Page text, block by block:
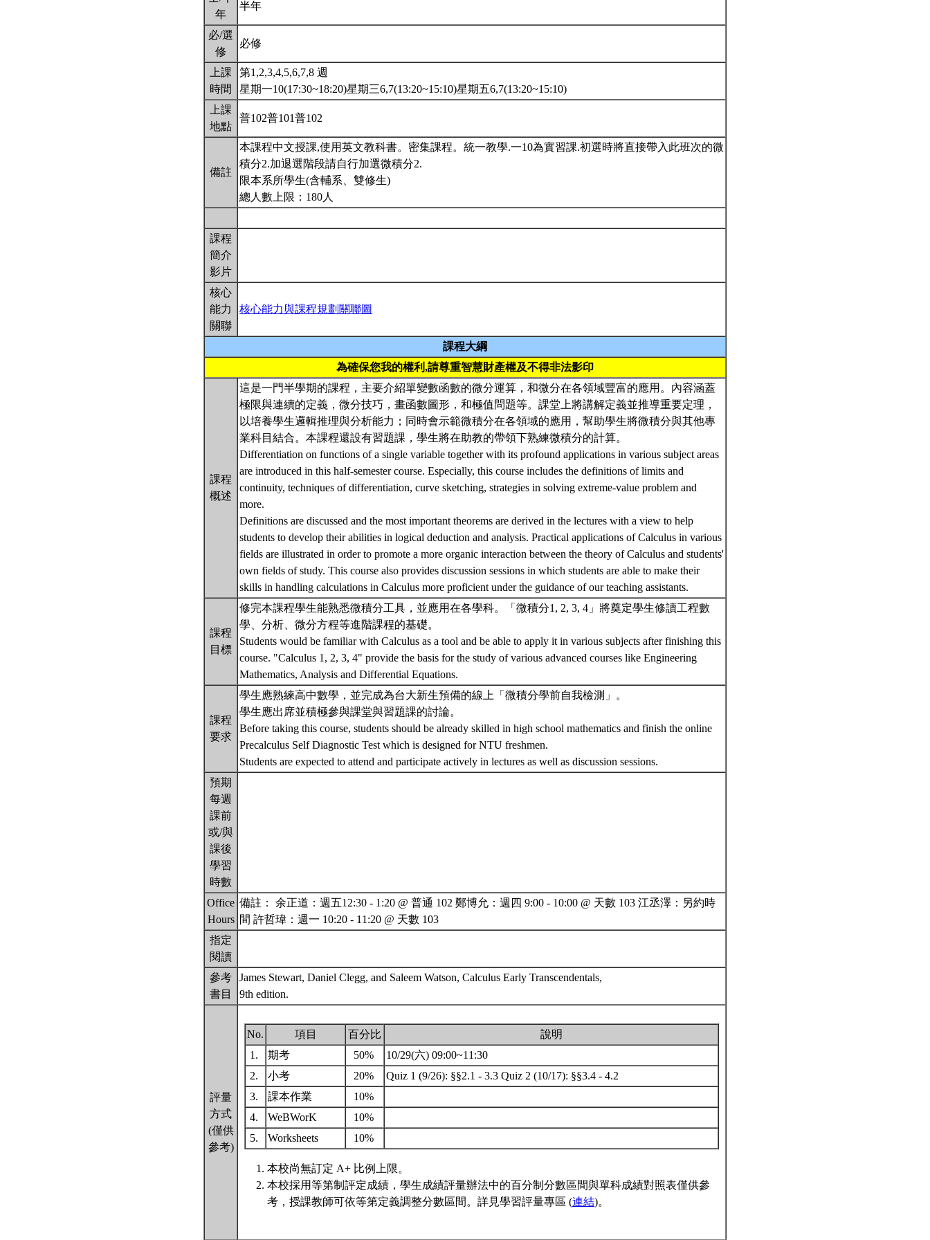
年
半年
必/選
修
必修
上課
時間
第1,2,3,4,5,6,7,8 週
星期一10(17:30~18:20)星期三6,7(13:20~15:10)星期五6,7(13:20~15:10)
上課
地點
普102普101普102
備註
本課程中文授課,使用英文教科書。密集課程。統一教學.一10為實習課.初選時將直接帶入此班次的微
積分2.加退選階段請自行加選微積分2.
限本系所學生(含輔系、雙修生)
總人數上限：180人
課程
簡介
影片
核心
能力
關聯
核心能力與課程規劃關聯圖
課程大綱
為確保您我的權利,請尊重智慧財產權及不得非法影印
課程
概述
這是一門半學期的課程，主要介紹單變數函數的微分運算，和微分在各領域豐富的應用。內容涵蓋
極限與連續的定義，微分技巧，畫函數圖形，和極值問題等。課堂上將講解定義並推導重要定理，
以培養學生邏輯推理與分析能力；同時會示範微積分在各領域的應用，幫助學生將微積分與其他專
業科目結合。本課程還設有習題課，學生將在助教的帶領下熟練微積分的計算。
Differentiation on functions of a single variable together with its profound applications in various subject areas
are introduced in this half-semester course. Especially, this course includes the definitions of limits and
continuity, techniques of differentiation, curve sketching, strategies in solving extreme-value problem and
more.
Definitions are discussed and the most important theorems are derived in the lectures with a view to help
students to develop their abilities in logical deduction and analysis. Practical applications of Calculus in various
fields are illustrated in order to promote a more organic interaction between the theory of Calculus and students'
own fields of study. This course also provides discussion sessions in which students are able to make their
skills in handling calculations in Calculus more proficient under the guidance of our teaching assistants.
課程
目標
修完本課程學生能熟悉微積分工具，並應用在各學科。「微積分1, 2, 3, 4」將奠定學生修讀工程數
學、分析、微分方程等進階課程的基礎。
Students would be familiar with Calculus as a tool and be able to apply it in various subjects after finishing this
course. "Calculus 1, 2, 3, 4" provide the basis for the study of various advanced courses like Engineering
Mathematics, Analysis and Differential Equations.
課程
要求
學生應熟練高中數學，並完成為台大新生預備的線上「微積分學前自我檢測」。
學生應出席並積極參與課堂與習題課的討論。
Before taking this course, students should be already skilled in high school mathematics and finish the online
Precalculus Self Diagnostic Test which is designed for NTU freshmen.
Students are expected to attend and participate actively in lectures as well as discussion sessions.
預期
每週
課前
或/與
課後
學習
時數
Office
Hours
備註： 余正道：週五12:30 - 1:20 @ 普通 102 鄭博允：週四 9:00 - 10:00 @ 天數 103 江丞澤：另約時
間 許哲瑋：週一 10:20 - 11:20 @ 天數 103
指定
閱讀
參考
書目
James Stewart, Daniel Clegg, and Saleem Watson, Calculus Early Transcendentals,
9th edition.
評量
方式
(僅供
參考)
No. 項目 百分比
說明
1.
期考 50%
10/29(六) 09:00~11:30
2.
小考 20%
Quiz 1 (9/26): §§2.1 - 3.3 Quiz 2 (10/17): §§3.4 - 4.2
3.
課本作業
10%
4.
WeBWorK
10%
5.
Worksheets 10%
本校尚無訂定 A+ 比例上限。
本校採用等第制評定成績，學生成績評量辦法中的百分制分數區間與單科成績對照表僅供參
考，授課教師可依等第定義調整分數區間。詳見學習評量專區 (連結)。